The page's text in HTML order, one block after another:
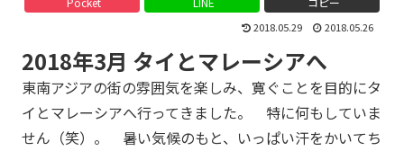
2018.05.29 2018.05.26
2018年3月 タイとマレーシアへ
東南アジアの街の雰囲気を楽しみ、寛ぐことを目的にタ
イとマレーシアへ行ってきました。 特に何もしていま
せん（笑）。 暑い気候のもと、いっぱい汗をかいてち